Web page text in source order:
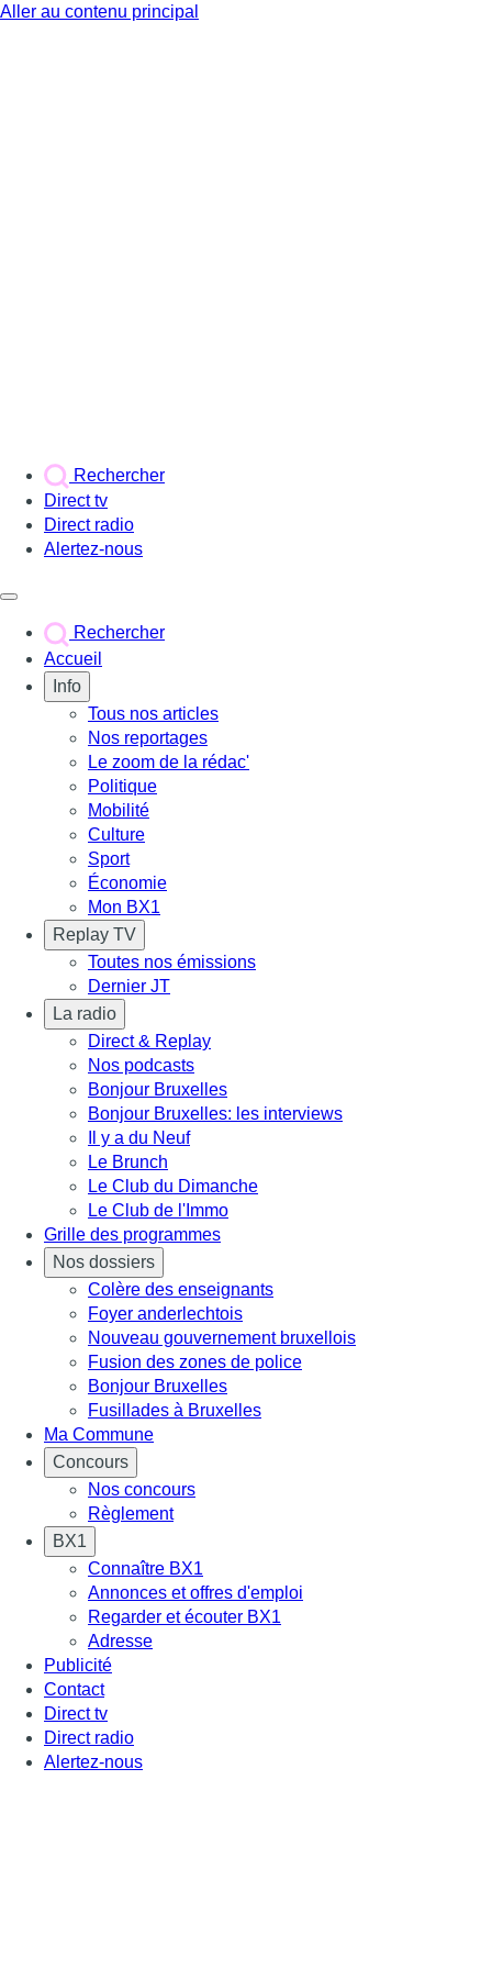
Aller au contenu principal
Rechercher
Direct tv
Direct radio
Alertez-nous
Rechercher
Accueil
Info
Tous nos articles
Nos reportages
Le zoom de la rédac'
Politique
Mobilité
Culture
Sport
Économie
Mon BX1
Replay TV
Toutes nos émissions
Dernier JT
La radio
Direct & Replay
Nos podcasts
Bonjour Bruxelles
Bonjour Bruxelles: les interviews
Il y a du Neuf
Le Brunch
Le Club du Dimanche
Le Club de l'Immo
Grille des programmes
Nos dossiers
Colère des enseignants
Foyer anderlechtois
Nouveau gouvernement bruxellois
Fusion des zones de police
Bonjour Bruxelles
Fusillades à Bruxelles
Ma Commune
Concours
Nos concours
Règlement
BX1
Connaître BX1
Annonces et offres d'emploi
Regarder et écouter BX1
Adresse
Publicité
Contact
Direct tv
Direct radio
Alertez-nous